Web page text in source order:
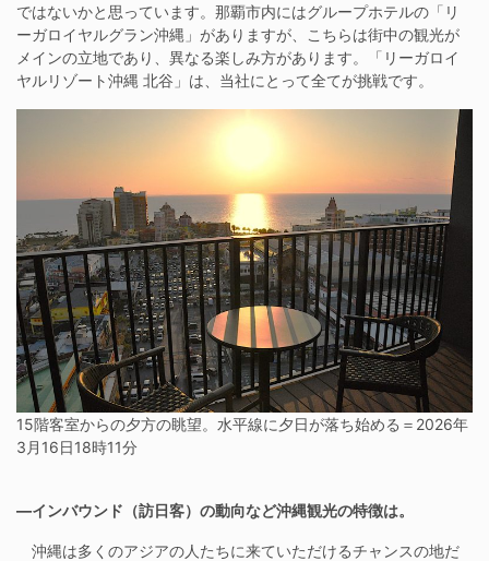
ではないかと思っています。那覇市内にはグループホテルの「リ
ーガロイヤルグラン沖縄」がありますが、こちらは街中の観光が
メインの立地であり、異なる楽しみ方があります。「リーガロイ
ヤルリゾート沖縄 北谷」は、当社にとって全てが挑戦です。
15階客室からの夕方の眺望。水平線に夕日が落ち始める＝2026年
3月16日18時11分
―インバウンド（訪日客）の動向など沖縄観光の特徴は。
沖縄は多くのアジアの人たちに来ていただけるチャンスの地だ